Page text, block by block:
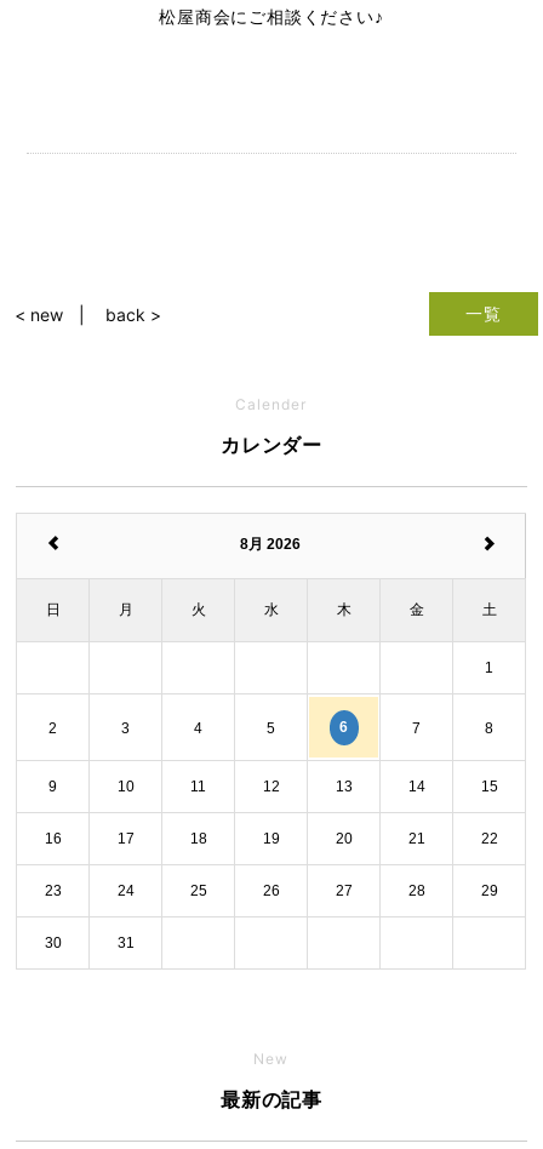
松屋商会にご相談ください♪
一覧
< new back >
Calender
カレンダー
8月 2026
日 月 火 水 木 金 土
1
2 3 4 5 6 7 8
9 10 11 12 13 14 15
16 17 18 19 20 21 22
23 24 25 26 27 28 29
30 31
New
最新の記事